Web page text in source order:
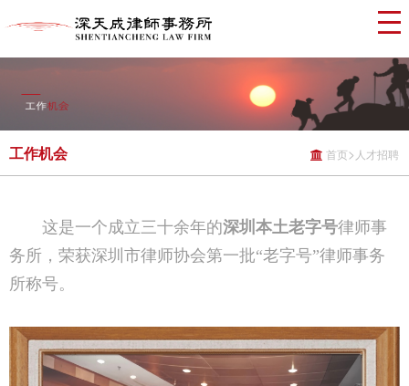
工作机会 首页> 人才招聘
这是一个成立三十余年的深圳本土老字号律师事
务所，荣获深圳市律师协会第一批“老字号”律师事务
所称号。